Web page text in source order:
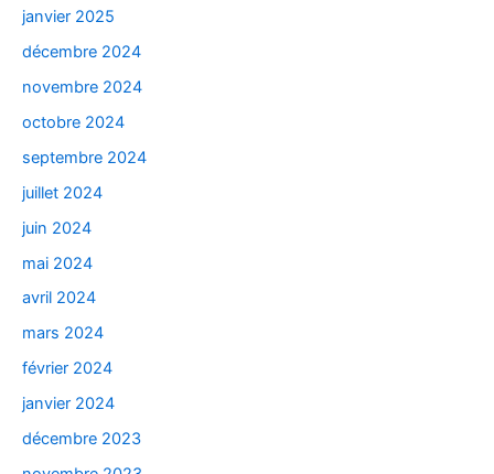
janvier 2025
décembre 2024
novembre 2024
octobre 2024
septembre 2024
juillet 2024
juin 2024
mai 2024
avril 2024
mars 2024
février 2024
janvier 2024
décembre 2023